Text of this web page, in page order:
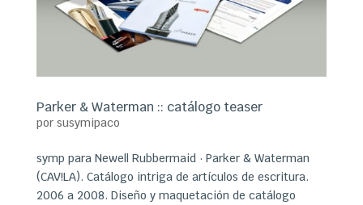
Parker & Waterman :: catálogo teaser
por susymipaco
symp para Newell Rubbermaid · Parker & Waterman
(CAV!LA). Catálogo intriga de artículos de escritura.
2006 a 2008. Diseño y maquetación de catálogo